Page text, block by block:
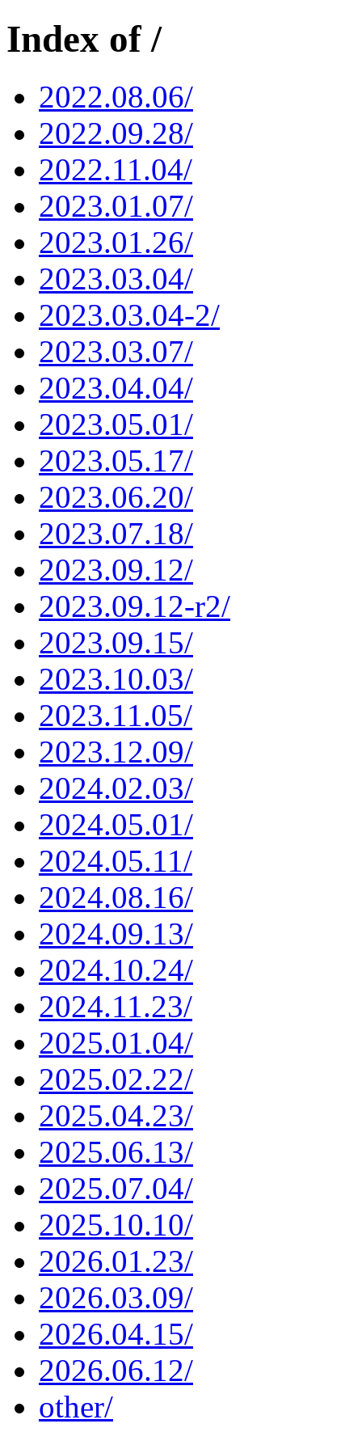
Index of /
2022.08.06/
2022.09.28/
2022.11.04/
2023.01.07/
2023.01.26/
2023.03.04/
2023.03.04-2/
2023.03.07/
2023.04.04/
2023.05.01/
2023.05.17/
2023.06.20/
2023.07.18/
2023.09.12/
2023.09.12-r2/
2023.09.15/
2023.10.03/
2023.11.05/
2023.12.09/
2024.02.03/
2024.05.01/
2024.05.11/
2024.08.16/
2024.09.13/
2024.10.24/
2024.11.23/
2025.01.04/
2025.02.22/
2025.04.23/
2025.06.13/
2025.07.04/
2025.10.10/
2026.01.23/
2026.03.09/
2026.04.15/
2026.06.12/
other/